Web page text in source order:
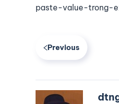
paste-value-trong-
Previous